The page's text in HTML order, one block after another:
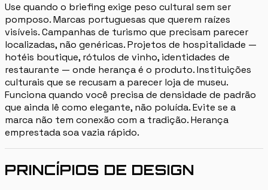
Use quando o briefing exige peso cultural sem ser
pomposo. Marcas portuguesas que querem raízes
visíveis. Campanhas de turismo que precisam parecer
localizadas, não genéricas. Projetos de hospitalidade —
hotéis boutique, rótulos de vinho, identidades de
restaurante — onde herança é o produto. Instituições
culturais que se recusam a parecer loja de museu.
Funciona quando você precisa de densidade de padrão
que ainda lê como elegante, não poluída. Evite se a
marca não tem conexão com a tradição. Herança
emprestada soa vazia rápido.
PRINCÍPIOS DE DESIGN